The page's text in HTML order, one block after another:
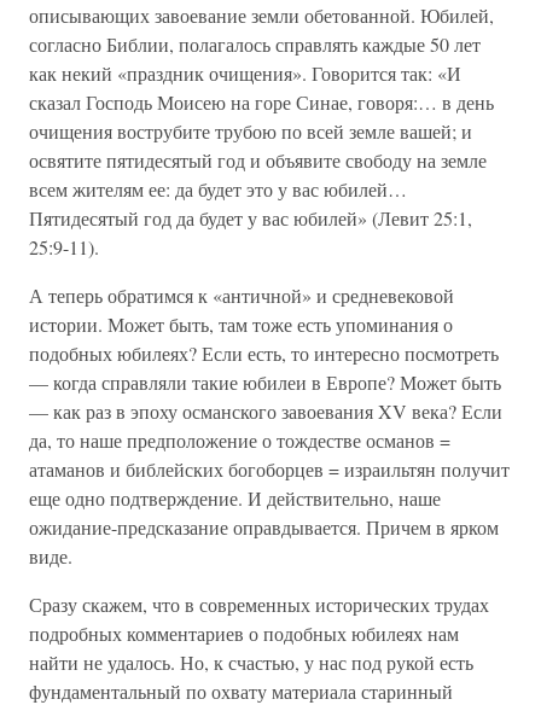
описывающих завоевание земли обетованной. Юбилей,
согласно Библии, полагалось справлять каждые 50 лет
как некий «праздник очищения». Говорится так: «И
сказал Господь Моисею на горе Синае, говоря:… в день
очищения вострубите трубою по всей земле вашей; и
освятите пятидесятый год и объявите свободу на земле
всем жителям ее: да будет это у вас юбилей…
Пятидесятый год да будет у вас юбилей» (Левит 25:1,
25:9-11).
А теперь обратимся к «античной» и средневековой
истории. Может быть, там тоже есть упоминания о
подобных юбилеях? Если есть, то интересно посмотреть
— когда справляли такие юбилеи в Европе? Может быть
— как раз в эпоху османского завоевания XV века? Если
да, то наше предположение о тождестве османов =
атаманов и библейских богоборцев = израильтян получит
еще одно подтверждение. И действительно, наше
ожидание-предсказание оправдывается. Причем в ярком
виде.
Сразу скажем, что в современных исторических трудах
подробных комментариев о подобных юбилеях нам
найти не удалось. Но, к счастью, у нас под рукой есть
фундаментальный по охвату материала старинный